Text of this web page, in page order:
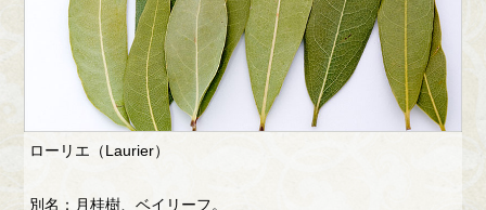
ローリエ（Laurier）
別名：月桂樹、ベイリーフ。